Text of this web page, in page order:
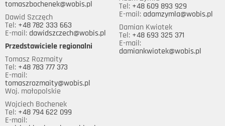
tomaszbochenek@wobis.pl
Dawid Szczęch
Tel: +48 782 333 663
E-mail: dawidszczech@wobis.pl
Przedstawiciele regionalni
Tomasz Rozmaity
Tel: +48 783 777 373
E-mail:
tomaszrozmaity@wobis.pl
Woj. małopolskie
Wojciech Bochenek
Tel: +48 794 622 099
E-mail:
Tel: +48 609 893 929
E-mail: adamzymla@wobis.pl
Damian Kwiotek
Tel: +48 693 325 371
E-mail:
damiankwiotek@wobis.pl